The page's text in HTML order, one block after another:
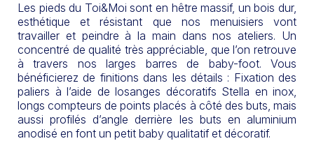
Les pieds du Toi&Moi sont en hêtre massif, un bois dur,
esthétique et résistant que nos menuisiers vont
travailler et peindre à la main dans nos ateliers. Un
concentré de qualité très appréciable, que l’on retrouve
à travers nos larges barres de baby-foot. Vous
bénéficierez de finitions dans les détails : Fixation des
paliers à l’aide de losanges décoratifs Stella en inox,
longs compteurs de points placés à côté des buts, mais
aussi profilés d’angle derrière les buts en aluminium
anodisé en font un petit baby qualitatif et décoratif.